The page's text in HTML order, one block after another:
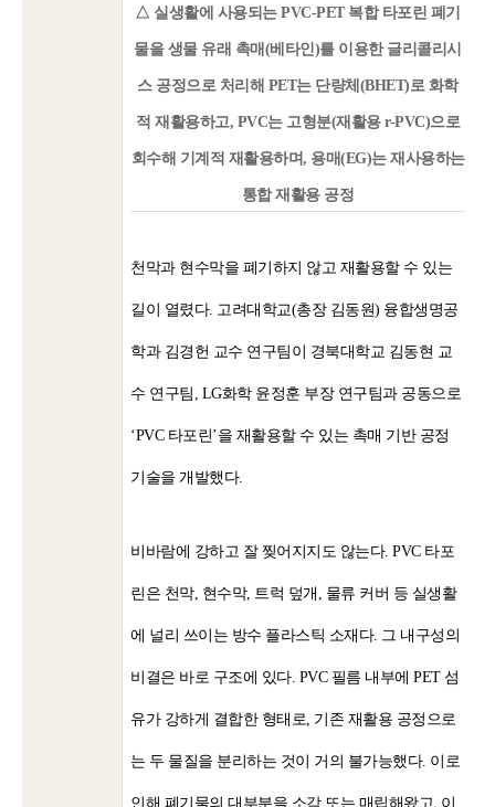
△ 실생활에 사용되는 PVC-PET 복합 타포린 폐기
물을 생물 유래 촉매(베타인)를 이용한 글리콜리시
스 공정으로 처리해 PET는 단량체(BHET)로 화학
적 재활용하고, PVC는 고형분(재활용 r-PVC)으로
회수해 기계적 재활용하며, 용매(EG)는 재사용하는
통합 재활용 공정
천막과 현수막을 폐기하지 않고 재활용할 수 있는
길이 열렸다. 고려대학교(총장 김동원) 융합생명공
학과 김경헌 교수 연구팀이 경북대학교 김동현 교
수 연구팀, LG화학 윤정훈 부장 연구팀과 공동으로
‘PVC 타포린’을 재활용할 수 있는 촉매 기반 공정
기술을 개발했다.
비바람에 강하고 잘 찢어지지도 않는다. PVC 타포
린은 천막, 현수막, 트럭 덮개, 물류 커버 등 실생활
에 널리 쓰이는 방수 플라스틱 소재다. 그 내구성의
비결은 바로 구조에 있다. PVC 필름 내부에 PET 섬
유가 강하게 결합한 형태로, 기존 재활용 공정으로
는 두 물질을 분리하는 것이 거의 불가능했다. 이로
인해 폐기물의 대부분을 소각 또는 매립해왔고, 이